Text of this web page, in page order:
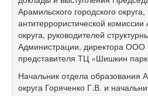
Арамильского городского округа,
антитеррористической комиссии
округа, руководителей
Администрации, директора ООО
представителя ТЦ «Шишкин
Начальник отдела образования
округа Горяченко Г.В. и